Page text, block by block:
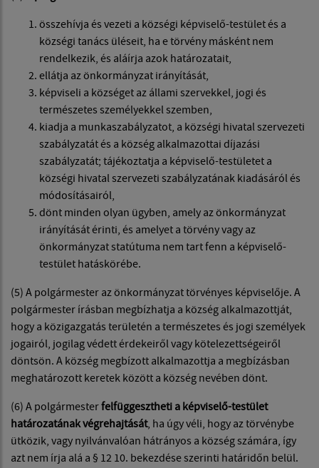
összehívja és vezeti a községi képviselő-testület és a
községi tanács üléseit, ha e törvény másként nem
rendelkezik, és aláírja azok határozatait,
ellátja az önkormányzat irányítását,
képviseli a községet az állami szervekkel, jogi és
természetes személyekkel szemben,
kiadja a munkaszabályzatot, a községi hivatal szervezeti
szabályzatát és a község alkalmazottai díjazási
szabályzatát; tájékoztatja a képviselő-testületet a
községi hivatal szervezeti szabályzatának kiadásáról és
módosításairól,
dönt minden olyan ügyben, amely az önkormányzat
irányítását érinti, és amelyet a törvény vagy az
önkormányzat statútuma nem tart fenn a képviselő-
testület hatáskörébe.
(5) A polgármester az önkormányzat törvényes képviselője. A
polgármester írásban megbízhatja a község alkalmazottját,
hogy a közigazgatás területén a természetes és jogi személyek
jogairól, jogilag védett érdekeiről vagy kötelezettségeiről
döntsön. A község megbízott alkalmazottja a megbízásban
meghatározott keretek között a község nevében dönt.
(6) A polgármesterfelfüggesztheti a képviselő-testület
határozatának végrehajtását, ha úgy véli, hogy az törvénybe
ütközik, vagy nyilvánvalóan hátrányos a község számára, így
azt nem írja alá a § 12 10. bekezdése szerinti határidőn belül.